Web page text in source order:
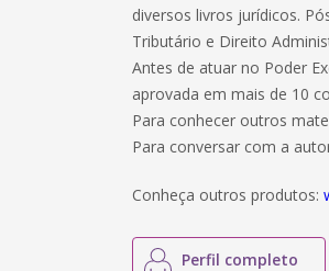
diversos livros jurídicos.
Tributário e Direito
Antes de atuar no Poder
aprovada em mais de 10
Para conhecer outros
Para conversar com a
Conheça outros produtos:
Perfil completo